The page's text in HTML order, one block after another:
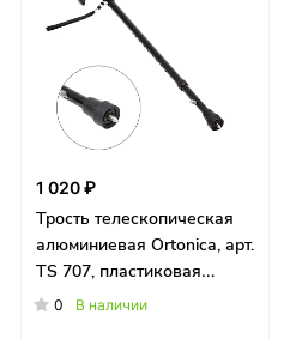
1 020 ₽
Трость телескопическая
алюминиевая Ortonica, арт.
TS 707, пластиковая
ручка, с выдвижным УПС
0 В наличии